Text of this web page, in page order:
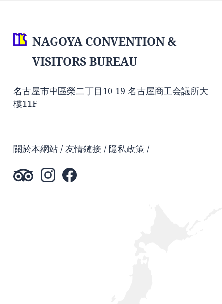
NAGOYA CONVENTION &
VISITORS BUREAU
名古屋市中區榮二丁目10-19 名古屋商工会議所大
樓11F
關於本網站 友情鏈接 隱私政策